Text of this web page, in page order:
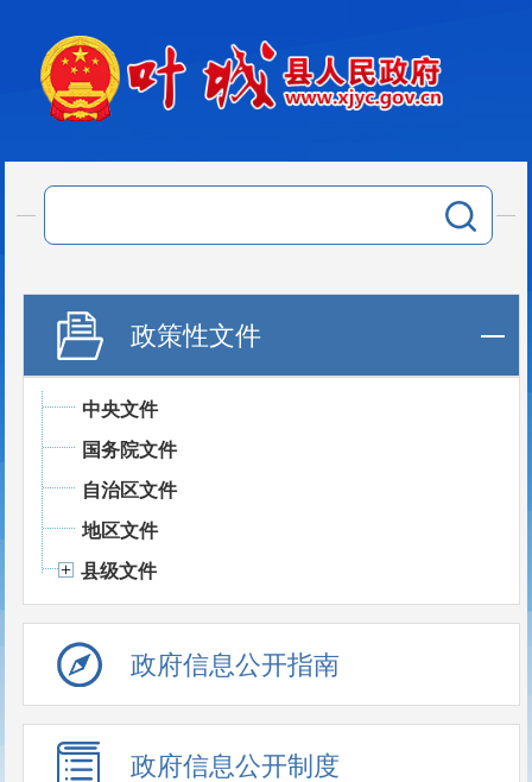
政策性文件
中央文件
国务院文件
自治区文件
地区文件
县级文件
政府信息公开指南
政府信息公开制度